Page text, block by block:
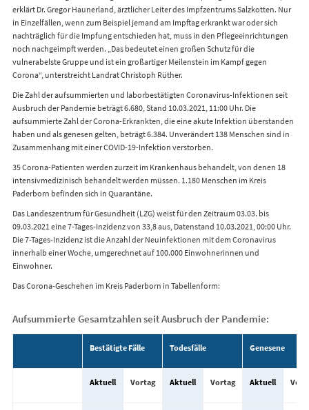
erklärt Dr. Gregor Haunerland, ärztlicher Leiter des Impfzentrums Salzkotten. Nur
in Einzelfällen, wenn zum Beispiel jemand am Impftag erkrankt war oder sich
nachträglich für die Impfung entschieden hat, muss in den Pflegeeinrichtungen
noch nachgeimpft werden. „Das bedeutet einen großen Schutz für die
vulnerabelste Gruppe und ist ein großartiger Meilenstein im Kampf gegen
Corona“, unterstreicht Landrat Christoph Rüther.
Die Zahl der aufsummierten und laborbestätigten Coronavirus-Infektionen seit
Ausbruch der Pandemie beträgt 6.680, Stand 10.03.2021, 11:00 Uhr. Die
aufsummierte Zahl der Corona-Erkrankten, die eine akute Infektion überstanden
haben und als genesen gelten, beträgt 6.384. Unverändert 138 Menschen sind in
Zusammenhang mit einer COVID-19-Infektion verstorben.
35 Corona-Patienten werden zurzeit im Krankenhaus behandelt, von denen 18
intensivmedizinisch behandelt werden müssen. 1.180 Menschen im Kreis
Paderborn befinden sich in Quarantäne.
Das Landeszentrum für Gesundheit (LZG) weist für den Zeitraum 03.03. bis
09.03.2021 eine 7-Tages-Inzidenz von 33,8 aus, Datenstand 10.03.2021, 00:00 Uhr.
Die 7-Tages-Inzidenz ist die Anzahl der Neuinfektionen mit dem Coronavirus
innerhalb einer Woche, umgerechnet auf 100.000 Einwohnerinnen und
Einwohner.
Das Corona-Geschehen im Kreis Paderborn in Tabellenform:
Aufsummierte Gesamtzahlen seit Ausbruch der Pandemie:
Bestätigte Fälle Todesfälle Genesene
Aktuell Vortag Aktuell Vortag Aktuell